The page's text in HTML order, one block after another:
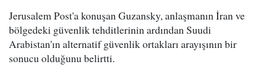
Jerusalem Post'a konuşan Guzansky, anlaşmanın İran ve
bölgedeki güvenlik tehditlerinin ardından Suudi
Arabistan'ın alternatif güvenlik ortakları arayışının bir
sonucu olduğunu belirtti.